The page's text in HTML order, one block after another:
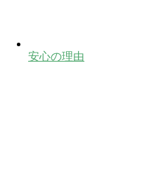
安心の理由